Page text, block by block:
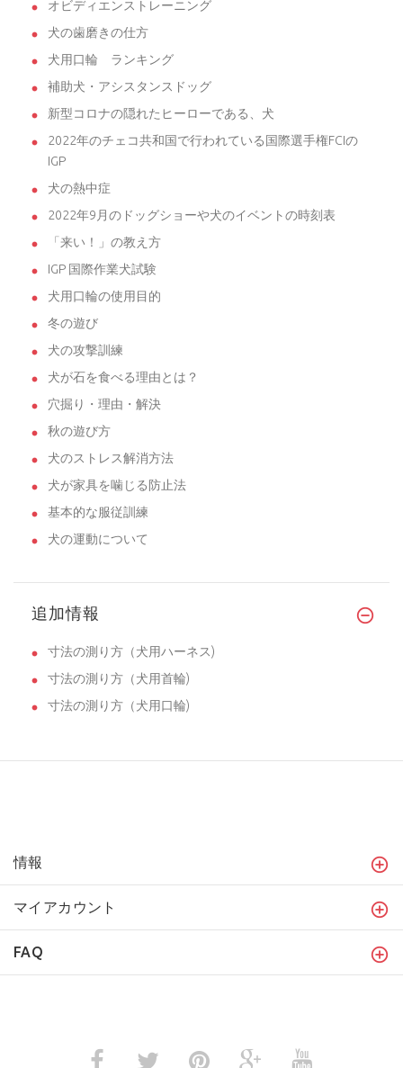
オビディエンストレーニング
犬の歯磨きの仕方
犬用口輪 ランキング
補助犬・アシスタンスドッグ
新型コロナの隠れたヒーローである、犬
2022年のチェコ共和国で行われている国際選手権FCIの
IGP
犬の熱中症
2022年9月のドッグショーや犬のイベントの時刻表
「来い！」の教え方
IGP 国際作業犬試験
犬用口輪の使用目的
冬の遊び
犬の攻撃訓練
犬が石を食べる理由とは？
穴掘り・理由・解決
秋の遊び方
犬のストレス解消方法
犬が家具を噛じる防止法
基本的な服従訓練
犬の運動について
追加情報
寸法の測り方（犬用ハーネス)
寸法の測り方（犬用首輪)
寸法の測り方（犬用口輪)
情報
マイアカウント
FAQ